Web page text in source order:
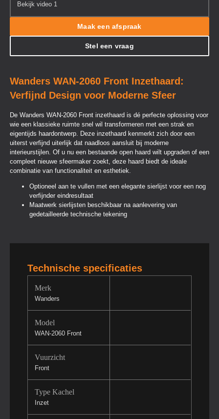
Bekijk video 1
Maak een afspraak
Stel een vraag
Wanders WAN-2060 Front Inzethaard:
Verfijnd Design voor Moderne Sfeer
De Wanders WAN-2060 Front inzethaard is dé perfecte oplossing voor
wie een klassieke ruimte snel wil transformeren met een strak en
eigentijds haardontwerp. Deze inzethaard kenmerkt zich door een
uiterst verfijnd uiterlijk dat naadloos aansluit bij moderne
interieurstijlen. Of u nu een bestaande open haard wilt upgraden of een
compleet nieuwe sfeermaker zoekt, deze haard biedt de ideale
combinatie van functionaliteit en esthetiek.
Optioneel aan te vullen met een elegante sierlijst voor een nog
verfijnder eindresultaat
Maatwerk sierlijsten beschikbaar na aanlevering van
gedetailleerde technische tekening
Technische specificaties
Merk
Wanders
Model
WAN-2060 Front
Vuurzicht
Front
Type Kachel
Inzet